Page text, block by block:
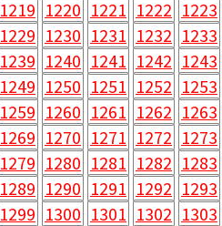
1219 1220 1221 1222 1223
1229 1230 1231 1232 1233
1239 1240 1241 1242 1243
1249 1250 1251 1252 1253
1259 1260 1261 1262 1263
1269 1270 1271 1272 1273
1279 1280 1281 1282 1283
1289 1290 1291 1292 1293
1299 1300 1301 1302 1303